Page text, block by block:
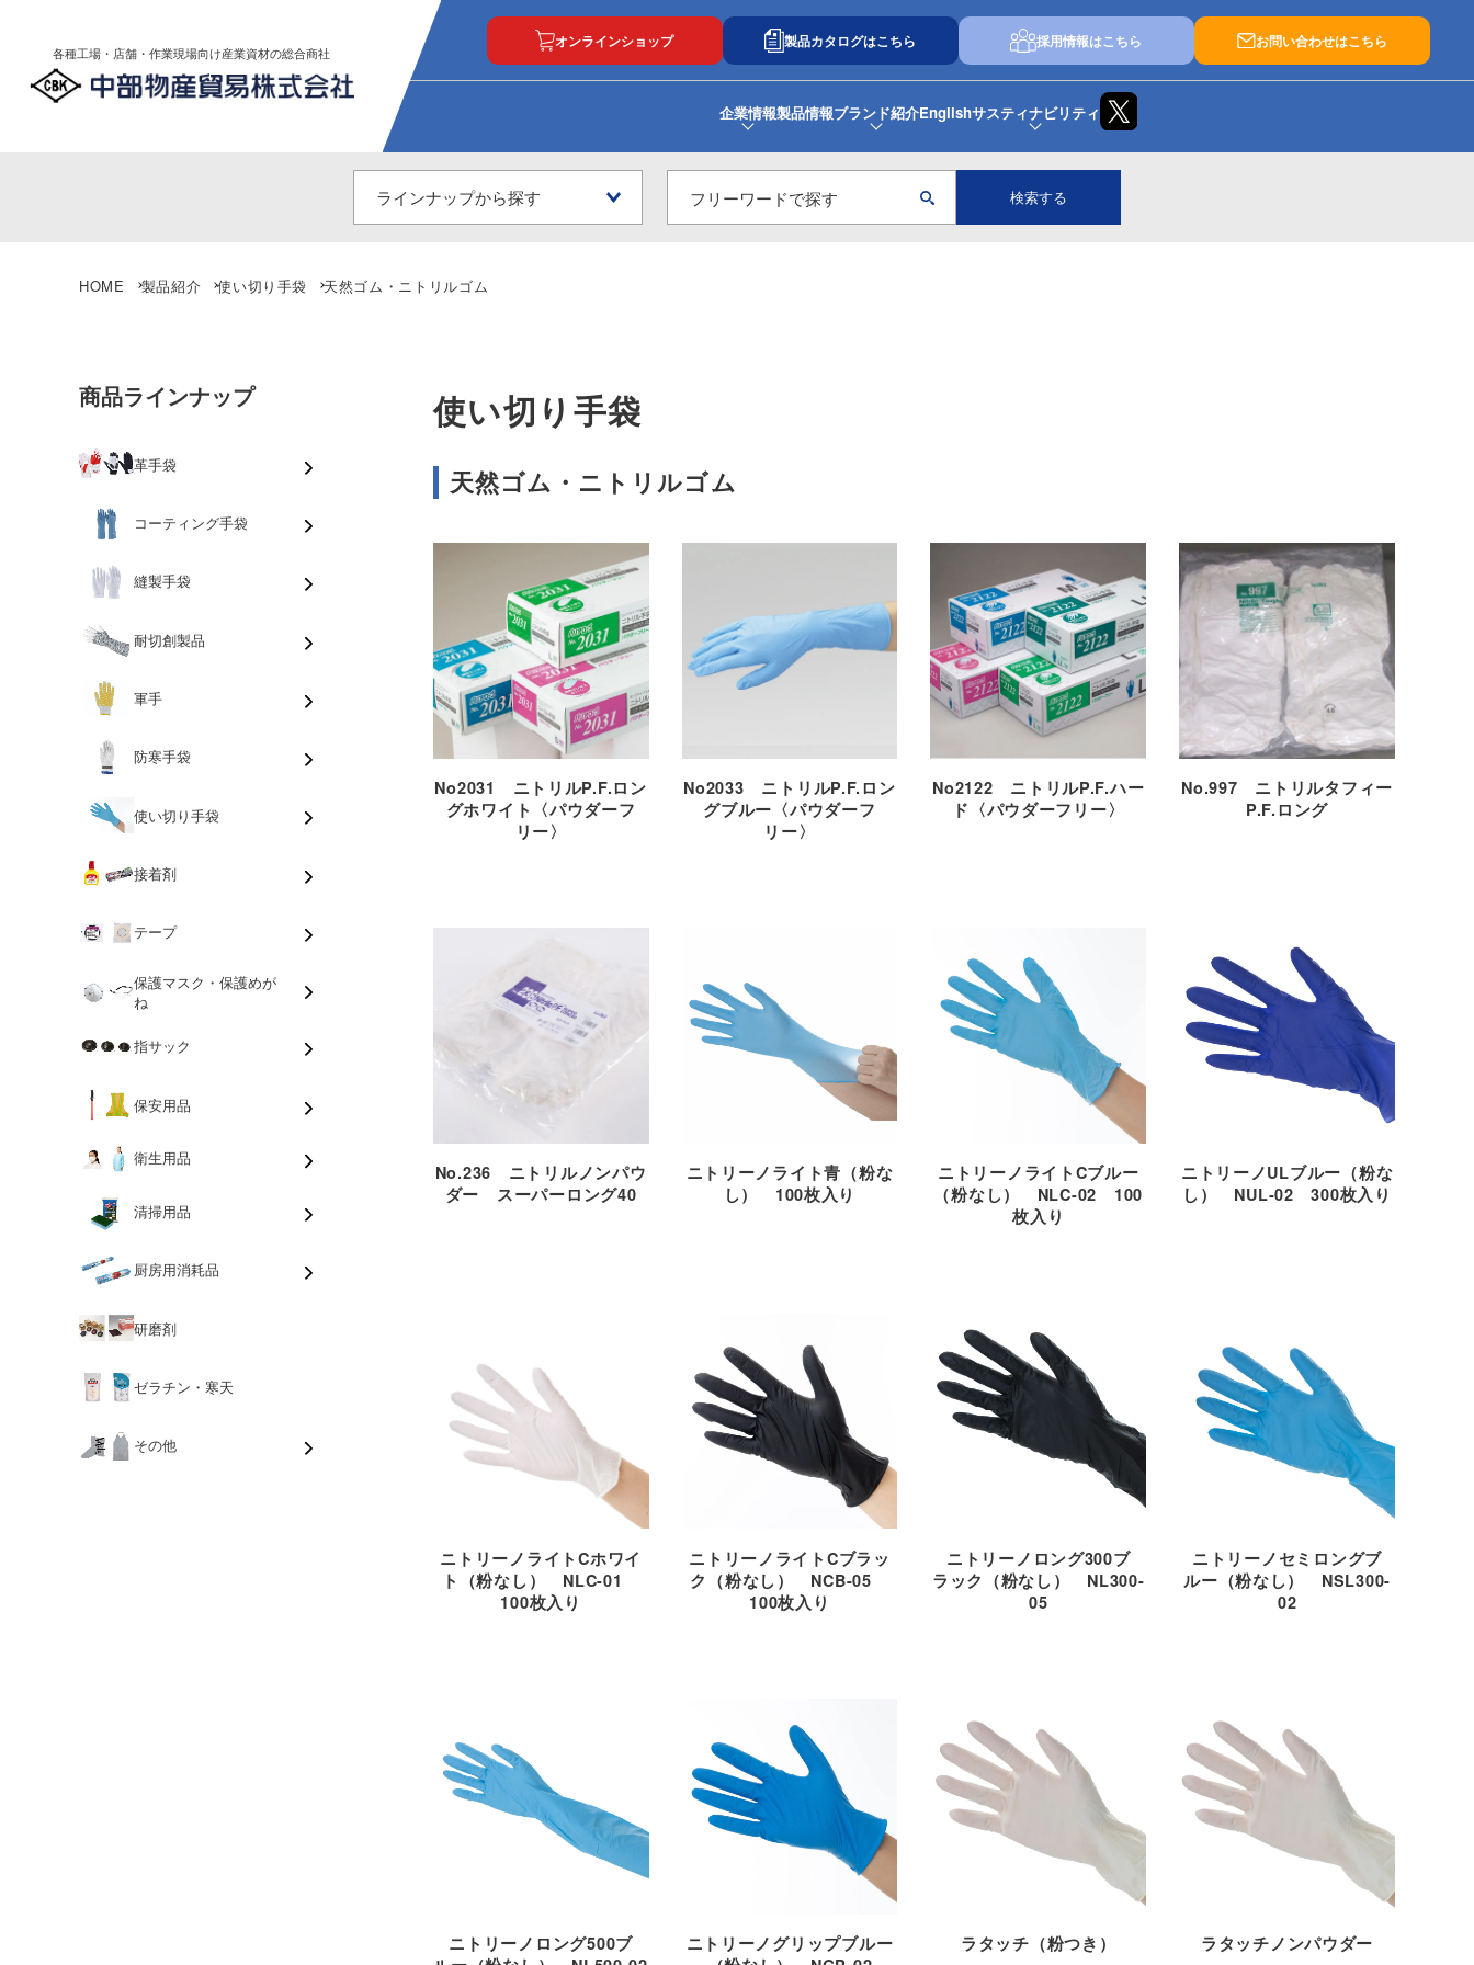
各種工場・店舗・作業現場向け産業資材の総合商社
オンラインショップ 製品カタログはこちら 採用情報はこちら お問い合わせはこちら
企業情報製品情報ブランド紹介Englishサスティナビリティ
検索する
HOME 製品紹介 使い切り手袋 天然ゴム・ニトリルゴム
商品ラインナップ
革手袋
コーティング手袋
縫製手袋
耐切創製品
軍手
防寒手袋
使い切り手袋
接着剤
テープ
保護マスク・保護めが
ね
指サック
保安用品
衛生用品
清掃用品
厨房用消耗品
研磨剤
ゼラチン・寒天
その他
使い切り手袋
天然ゴム・ニトリルゴム
No2031 ニトリルP.F.ロン
グホワイト〈パウダーフ
リー〉
No2033 ニトリルP.F.ロン
グブルー〈パウダーフ
リー〉
No2122 ニトリルP.F.ハー
ド〈パウダーフリー〉
No.997 ニトリルタフィー
P.F.ロング
No.236 ニトリルノンパウ
ダー スーパーロング40
ニトリーノライト青（粉な
し） 100枚入り
ニトリーノライトCブルー
（粉なし） NLC-02 100
枚入り
ニトリーノULブルー（粉な
し） NUL-02 300枚入り
ニトリーノライトCホワイ
ト（粉なし） NLC-01
100枚入り
ニトリーノライトCブラッ
ク（粉なし） NCB-05
100枚入り
ニトリーノロング300ブ
ラック（粉なし） NL300-
05
ニトリーノセミロングブ
ルー（粉なし） NSL300-
02
ニトリーノロング500ブ
ニトリーノグリップブルー
ラタッチ（粉つき） ラタッチノンパウダー